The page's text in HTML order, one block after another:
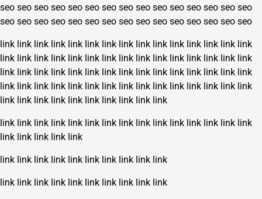
seo seo seo seo seo seo seo seo seo seo seo seo seo seo seo
seo seo seo seo seo seo seo seo seo seo seo seo seo seo seo
link link link link link link link link link link link link link link link
link link link link link link link link link link link link link link link
link link link link link link link link link link link link link link link
link link link link link link link link link link link link link link link
link link link link link link link link link link
link link link link link link link link link link link link link link link
link link link link link
link link link link link link link link link link
link link link link link link link link link link